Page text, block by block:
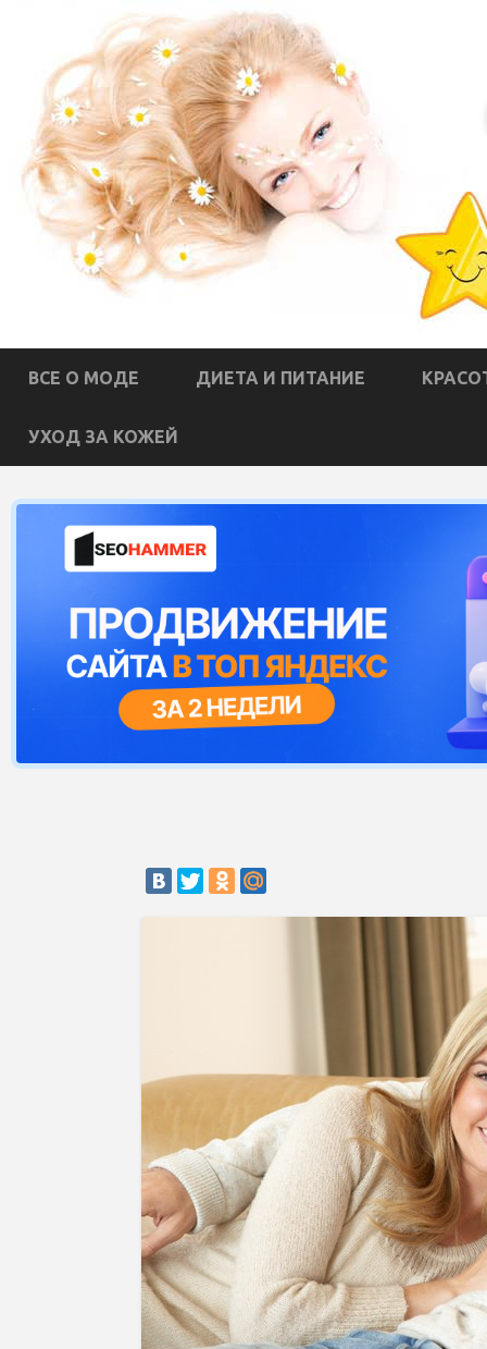
ВСЕ О МОДЕ ДИЕТА И ПИТАНИЕ
УХОД ЗА КОЖЕЙ